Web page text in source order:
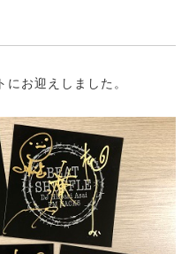
お迎えしました。